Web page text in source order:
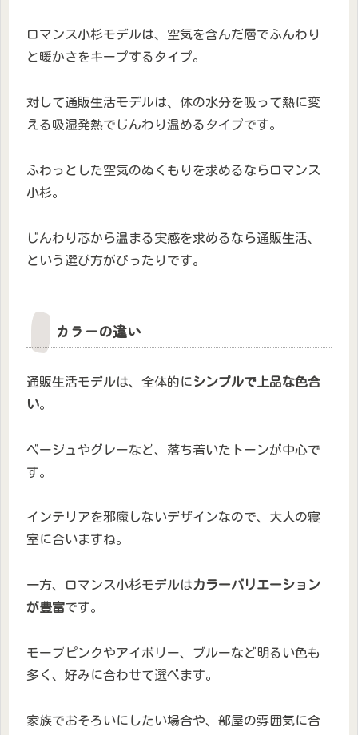
ロマンス小杉モデルは、空気を含んだ層でふんわり
と暖かさをキープするタイプ。
対して通販生活モデルは、体の水分を吸って熱に変
える吸湿発熱でじんわり温めるタイプです。
ふわっとした空気のぬくもりを求めるならロマンス
小杉。
じんわり芯から温まる実感を求めるなら通販生活、
という選び方がぴったりです。
カラーの違い
通販生活モデルは、全体的にシンプルで上品な色合
い。
ベージュやグレーなど、落ち着いたトーンが中心で
す。
インテリアを邪魔しないデザインなので、大人の寝
室に合いますね。
一方、ロマンス小杉モデルはカラーバリエーション
が豊富です。
モーブピンクやアイボリー、ブルーなど明るい色も
多く、好みに合わせて選べます。
家族でおそろいにしたい場合や、部屋の雰囲気に合